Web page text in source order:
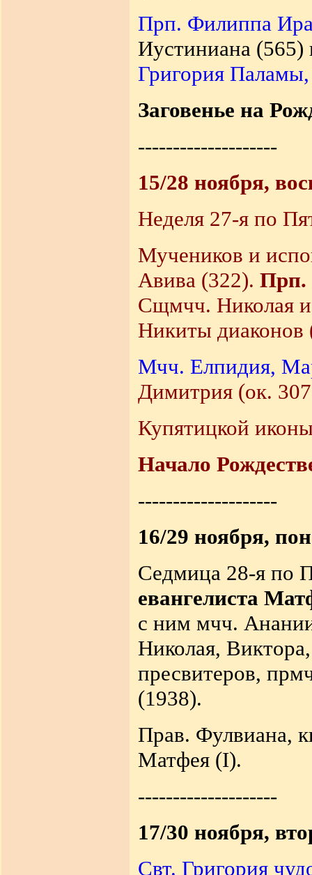
Прп. Филиппа
Иустиниана
Григория
Заговенье на
--------------------
15/28 ноября,
Неделя 27-я по
Мучеников и
Авива (322). Прп.
Сщмчч. Николая и
Никиты диаконов
Мчч. Елпидия,
Димитрия (ок.
Купятицкой
Начало
--------------------
16/29 ноября,
Седмица 28-я по
евангелиста
с ним мчч.
Николая,
пресвитеров,
(1938).
Прав. Фулвиана,
Матфея (I).
--------------------
17/30 ноября,
Свт. Григория